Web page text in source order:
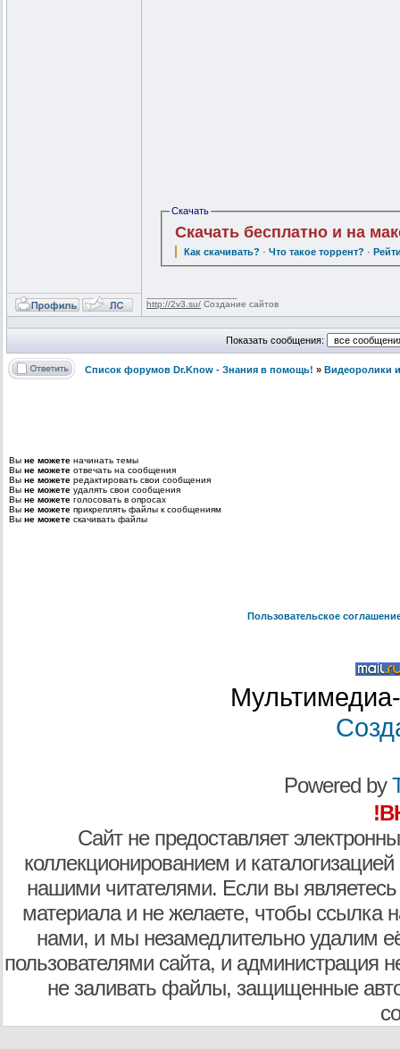
Скачать
Скачать бесплатно и на
Как скачивать? ·Что такое торрент? ·
http://2v3.su/ Создание сайтов
Показать сообщения:
Список форумов Dr.Know - Знания в помощь! » Видеоролики
Вы не можете начинать темы
Вы не можете отвечать на сообщения
Вы не можете редактировать свои сообщения
Вы не можете удалять свои сообщения
Вы не можете голосовать в опросах
Вы не можете прикреплять файлы к сообщениям
Вы не можете скачивать файлы
Пользовательское
Powered by
Сайт не предоставляет
коллекционированием и
нашими читателями. Если вы являетесь
материала и не желаете, чтобы ссылка
нами, и мы незамедлительно удалим
пользователями сайта, и администрация
не заливать файлы, защищенные